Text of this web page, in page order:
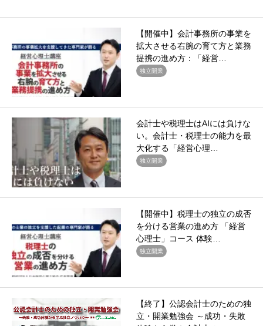
【開催中】会計事務所の事業を
拡大させる右腕の育て方と業務
提携の進め方：「経営…
独立開業
会計士や税理士はAIには負けな
い。会計士・税理士の能力を最
大化する「経営心理…
独立開業
【開催中】税理士の独立の成否
を分ける営業の進め方 「経営
心理士」コース 体験…
独立開業
【終了】公認会計士のための独
立・開業勉強会 ～成功・失敗